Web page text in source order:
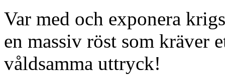
Var med och exponera
en massiv röst som kräver
våldsamma uttryck!